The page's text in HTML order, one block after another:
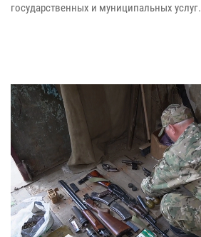
государственных и муниципальных услуг.